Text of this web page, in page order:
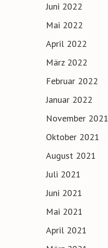
Juni 2022
Mai 2022
April 2022
März 2022
Februar 2022
Januar 2022
November 2021
Oktober 2021
August 2021
Juli 2021
Juni 2021
Mai 2021
April 2021